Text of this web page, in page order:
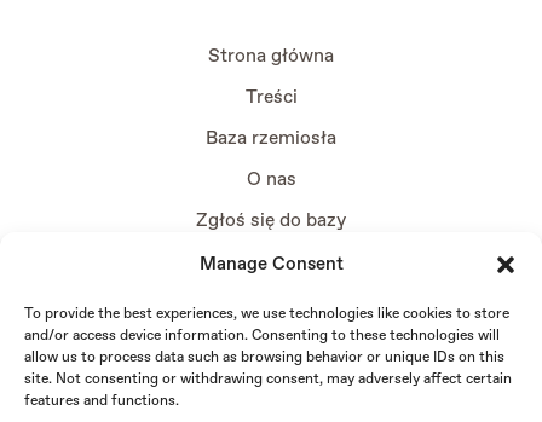
Manage Consent
To provide the best experiences, we use technologies like cookies to store
and/or access device information. Consenting to these technologies will
allow us to process data such as browsing behavior or unique IDs on this
site. Not consenting or withdrawing consent, may adversely affect certain
features and functions.
Strona główna
Treści
Baza rzemiosła
O nas
Zgłoś się do bazy